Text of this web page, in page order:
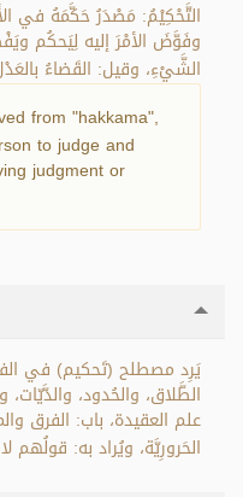
التَّحْكِيْمُ: مَصْدَرُ حَكَّمَهُ في
وفَوَّضَ الأمْرَ إليه لِيَحكُم
الشَّيْءِ، وقيل: القَضاءُ
from "hakkama",
to judge and
judgment or
يَرِد مصطلح (تَحكيم) في
الطَّلاق، والحُدود،
علم العقيدة، باب: الفرق
الحَرورِيَّة، ويُراد به: قولُهم